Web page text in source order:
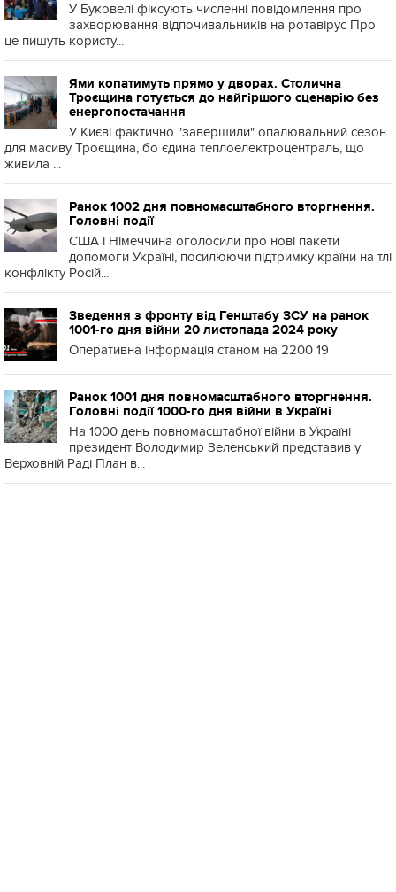
У Буковелі фіксують численні повідомлення про
захворювання відпочивальників на ротавірус Про
це пишуть користу...
Ями копатимуть прямо у дворах. Столична
Троєщина готується до найгіршого сценарію без
енергопостачання
У Києві фактично "завершили" опалювальний сезон
для масиву Троєщина, бо єдина теплоелектроцентраль, що
живила ...
Ранок 1002 дня повномасштабного вторгнення.
Головні події
США і Німеччина оголосили про нові пакети
допомоги Україні, посилюючи підтримку країни на тлі
конфлікту Росій...
Зведення з фронту від Генштабу ЗСУ на ранок
1001-го дня війни 20 листопада 2024 року
Оперативна інформація станом на 2200 19
Ранок 1001 дня повномасштабного вторгнення.
Головні події 1000-го дня війни в Україні
На 1000 день повномасштабної війни в Україні
президент Володимир Зеленський представив у
Верховній Раді План в...